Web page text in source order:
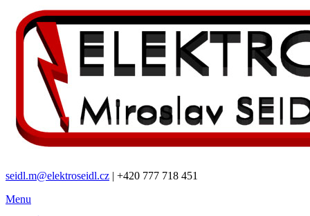
seidl.m@elektroseidl.cz | +420 777 718 451
Menu